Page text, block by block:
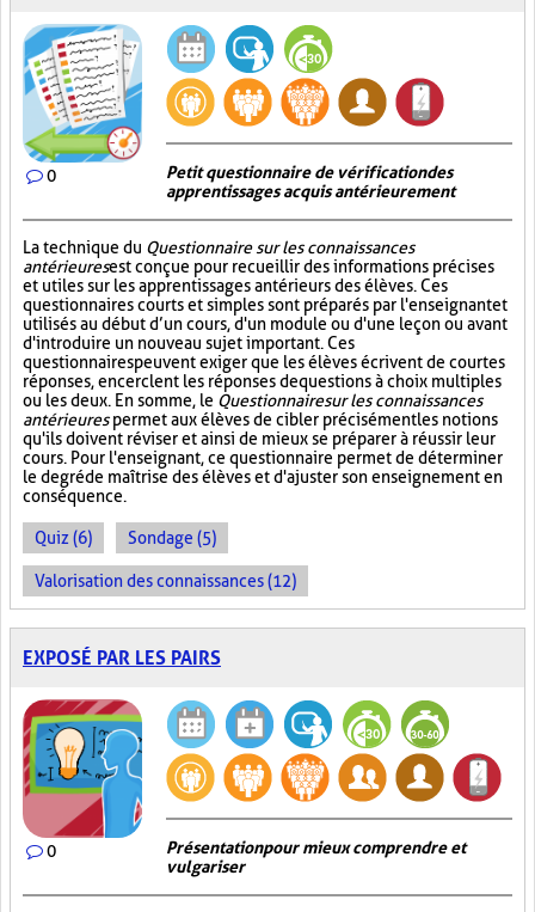
0
Petit questionnaire de vérification des
apprentissages acquis antérieurement
La technique du Questionnaire sur les connaissances
antérieuresest conçue pour recueillir des informations précises
et utiles sur les apprentissages antérieurs des élèves. Ces
questionnaires courts et simples sont préparés par l'enseignant et
utilisés au début d’un cours, d'un module ou d'une leçon ou avant
d'introduire un nouveau sujet important. Ces
questionnaires peuvent exiger que les élèves écrivent de courtes
réponses, encerclent les réponses de questions à choix multiples
ou les deux. En somme, le Questionnaire sur les connaissances
antérieurespermet aux élèves de cibler précisément les notions
qu'ils doivent réviser et ainsi de mieux se préparer à réussir leur
cours. Pour l'enseignant, ce questionnaire permet de déterminer
le degré de maîtrise des élèves et d'ajuster son enseignement en
conséquence.
Quiz (6) Sondage (5)
Valorisation des connaissances (12)
EXPOSÉ PAR LES PAIRS
0
Présentation pour mieux comprendre et
vulgariser